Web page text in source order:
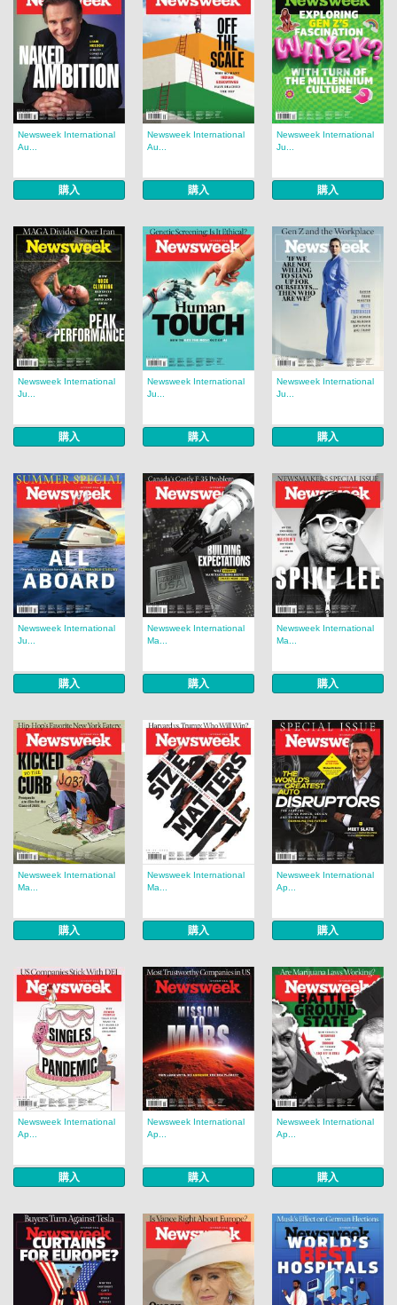
Newsweek International
Au...
購入
Newsweek International
Au...
購入
Newsweek International
Ju...
購入
Newsweek International
Ju...
購入
Newsweek International
Ju...
購入
Newsweek International
Ju...
購入
Newsweek International
Ju...
購入
Newsweek International
Ma...
購入
Newsweek International
Ma...
購入
Newsweek International
Ma...
購入
Newsweek International
Ma...
購入
Newsweek International
Ap...
購入
Newsweek International
Ap...
購入
Newsweek International
Ap...
購入
Newsweek International
Ap...
購入